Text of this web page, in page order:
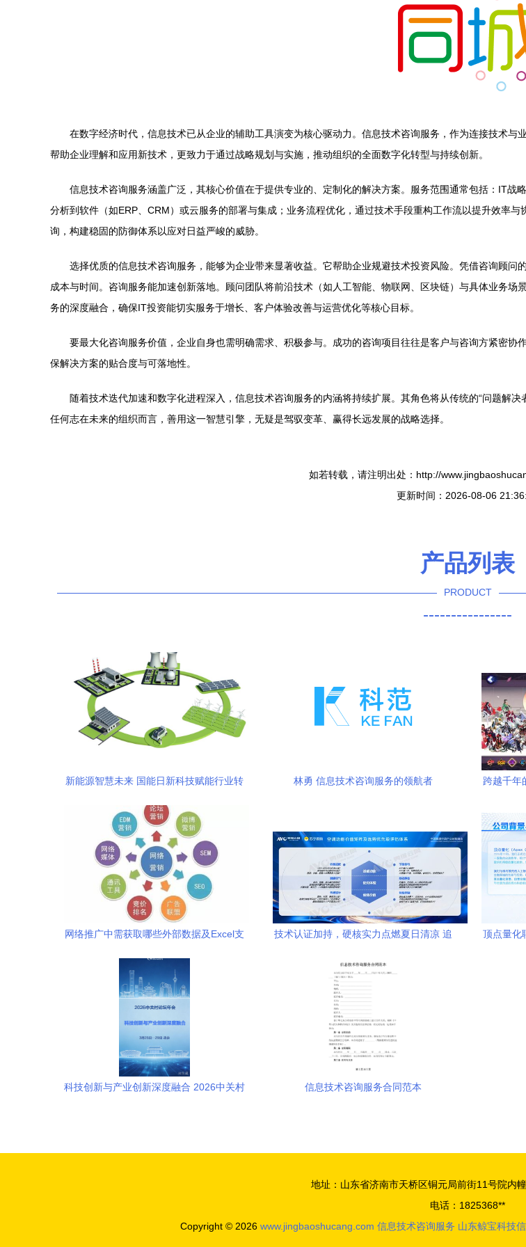
在数字经济时代，信息技术已从企业的辅助工具演变为核心驱动力。信息技术咨询服务，作为连接技术
帮助企业理解和应用新技术，更致力于通过战略规划与实施，推动组织的全面数字化转型与持续创新。
信息技术咨询服务涵盖广泛，其核心价值在于提供专业的、定制化的解决方案。服务范围通常包括：IT
分析到软件（如ERP、CRM）或云服务的部署与集成；业务流程优化，通过技术手段重构工作流以提升效率
询，构建稳固的防御体系以应对日益严峻的威胁。
选择优质的信息技术咨询服务，能够为企业带来显著收益。它帮助企业规避技术投资风险。凭借咨询顾
成本与时间。咨询服务能加速创新落地。顾问团队将前沿技术（如人工智能、物联网、区块链）与具体业务
务的深度融合，确保IT投资能切实服务于增长、客户体验改善与运营优化等核心目标。
要最大化咨询服务价值，企业自身也需明确需求、积极参与。成功的咨询项目往往是客户与咨询方紧密
保解决方案的贴合度与可落地性。
随着技术迭代加速和数字化进程深入，信息技术咨询服务的内涵将持续扩展。其角色将从传统的“问题解
任何志在未来的组织而言，善用这一智慧引擎，无疑是驾驭变革、赢得长远发展的战略选择。
如若转载，请注明出处：http://
更新时间：2026-08-06
产品列表
PRODUCT
----------------
新能源智慧未来 国能日新科技赋能行业转
林勇 信息技术咨询服务的领航者
跨越千年
网络推广中需获取哪些外部数据及Excel支
技术认证加持，硬核实力点燃夏日清凉 追
顶点量化
科技创新与产业创新深度融合 2026中关村
信息技术咨询服务合同范本
地址：山东省济南市天桥区铜元局前街11号院内
电话：1825368**
Copyright © 2026 www.jingbaoshucang.com 信息技术咨询服务 山东鲸宝科技